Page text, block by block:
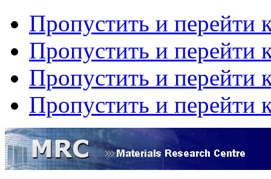
Пропустить и перейти
Пропустить и перейти
Пропустить и перейти
Пропустить и перейти